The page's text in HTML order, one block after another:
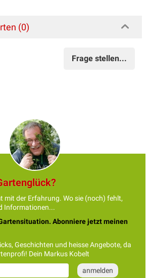
(0)
Frage stellen...
mit der Erfahrung. Wo sie (noch) fehlt,
Informationen...
Abonniere jetzt meinen
Geschichten und heisse Angebote, da
Dein Markus Kobelt